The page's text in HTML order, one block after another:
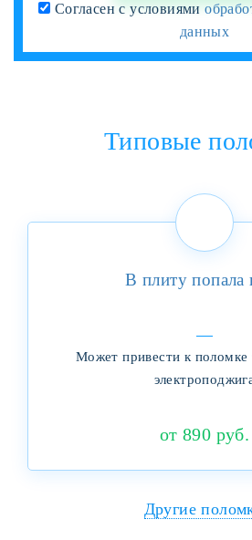
Согласен с условиями
данных
Типовые
В плиту попала
Может привести к
от 890 руб.
Другие